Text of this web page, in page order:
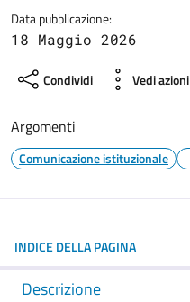
Data pubblicazione:
18 Maggio 2026
Condividi Vedi azioni
Argomenti
Comunicazione istituzionale
INDICE DELLA PAGINA
Descrizione